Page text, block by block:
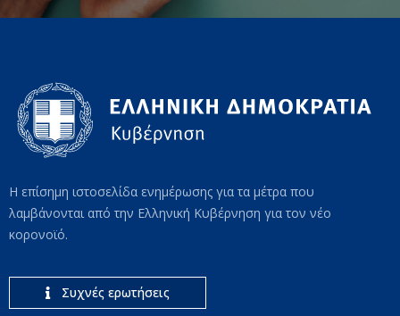
Η επίσημη ιστοσελίδα ενημέρωσης για τα μέτρα που
λαμβάνονται από την Ελληνική Κυβέρνηση για τον νέο
κορονοϊό.
Συχνές ερωτήσεις